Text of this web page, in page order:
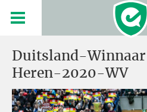
Duitsland-
Heren-2020-WV